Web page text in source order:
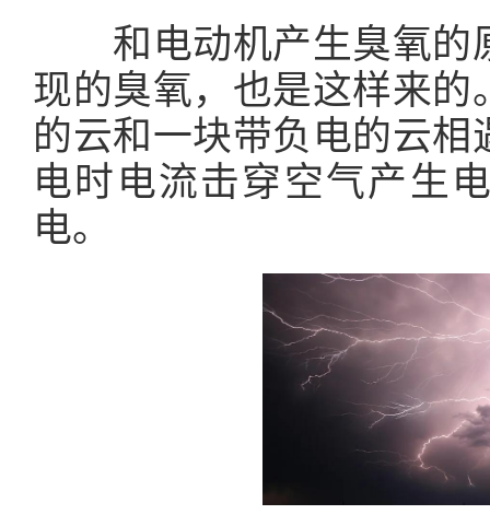
和电动机产生臭氧的
现的臭氧，也是这样来
的云和一块带负电的云
电时电流击穿空气产生
电。